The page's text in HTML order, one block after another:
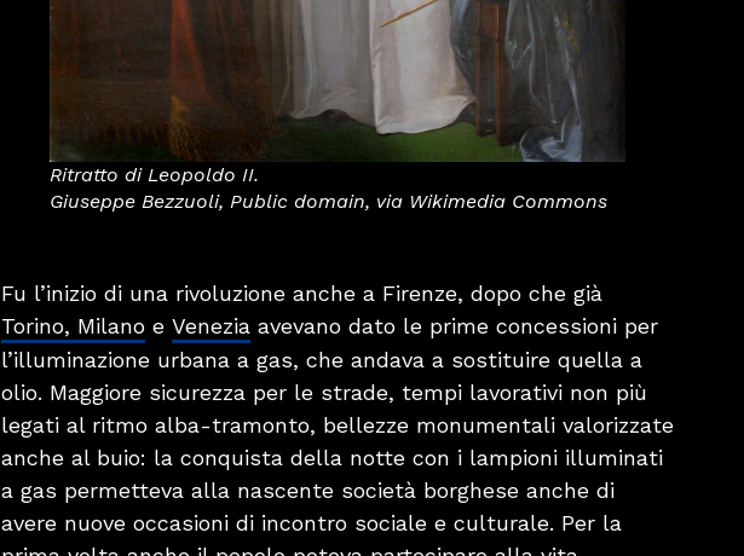
Ritratto di Leopoldo II.
Giuseppe Bezzuoli, Public domain, via Wikimedia Commons
Fu l’inizio di una rivoluzione anche a Firenze, dopo che già
Torino, Milano e Venezia avevano dato le prime concessioni per
l’illuminazione urbana a gas, che andava a sostituire quella a
olio. Maggiore sicurezza per le strade, tempi lavorativi non più
legati al ritmo alba-tramonto, bellezze monumentali valorizzate
anche al buio: la conquista della notte con i lampioni illuminati
a gas permetteva alla nascente società borghese anche di
avere nuove occasioni di incontro sociale e culturale. Per la